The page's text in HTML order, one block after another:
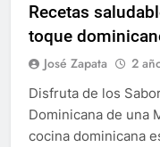
Recetas
toque
José Zapata 2
Disfruta de los
Dominicana de una
cocina dominicana